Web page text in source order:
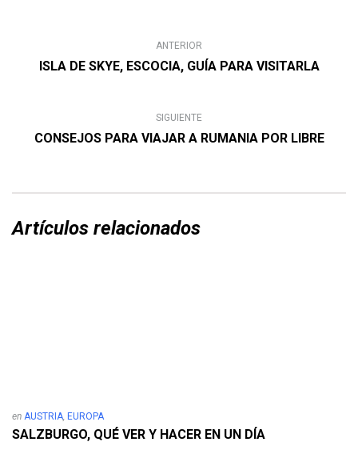
ANTERIOR
ISLA DE SKYE, ESCOCIA, GUÍA PARA VISITARLA
SIGUIENTE
CONSEJOS PARA VIAJAR A RUMANIA POR LIBRE
Artículos relacionados
en AUSTRIA, EUROPA
SALZBURGO, QUÉ VER Y HACER EN UN DÍA